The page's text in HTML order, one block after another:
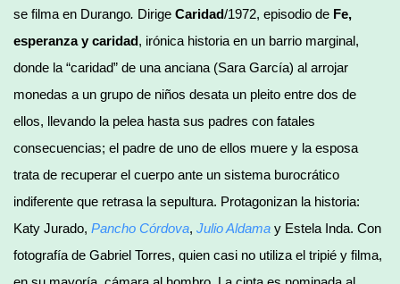
se filma en Durango. Dirige Caridad/1972, episodio de Fe,
esperanza y caridad, irónica historia en un barrio marginal,
donde la “caridad” de una anciana (Sara García) al arrojar
monedas a un grupo de niños desata un pleito entre dos de
ellos, llevando la pelea hasta sus padres con fatales
consecuencias; el padre de uno de ellos muere y la esposa
trata de recuperar el cuerpo ante un sistema burocrático
indiferente que retrasa la sepultura. Protagonizan la historia:
Katy Jurado, Pancho Córdova, Julio Aldama y Estela Inda. Con
fotografía de Gabriel Torres, quien casi no utiliza el tripié y filma,